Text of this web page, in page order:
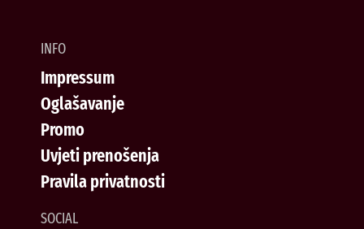
INFO
Impressum
Oglašavanje
Promo
Uvjeti prenošenja
Pravila privatnosti
SOCIAL